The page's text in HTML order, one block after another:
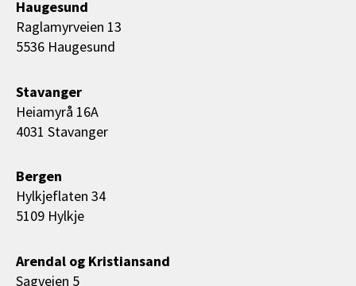
Haugesund
Raglamyrveien 13
5536 Haugesund
Stavanger
Heiamyrå 16A
4031 Stavanger
Bergen
Hylkjeflaten 34
5109 Hylkje
Arendal og Kristiansand
Sagveien 5